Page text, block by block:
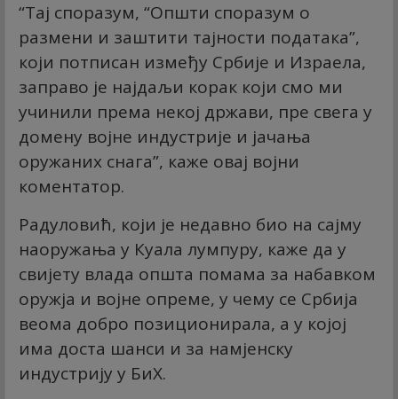
“Тај споразум, “Општи споразум о
размени и заштити тајности података”,
који потписан између Србије и Израела,
заправо је најдаљи корак који смо ми
учинили према некој држави, пре свега у
домену војне индустрије и јачања
оружаних снага”, каже овај војни
коментатор.
Радуловић, који је недавно био на сајму
наоружања у Куала лумпуру, каже да у
свијету влада општа помама за набавком
оружја и војне опреме, у чему се Србија
веома добро позиционирала, а у којој
има доста шанси и за намјенску
индустрију у БиХ.